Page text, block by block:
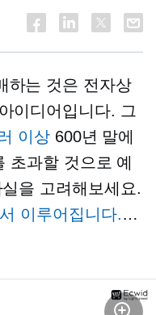
하는 것은 전자상
이디어입니다. 그
이상 600년 말에
초과할 것으로 예
을 고려해보세요.
이루어집니다.…